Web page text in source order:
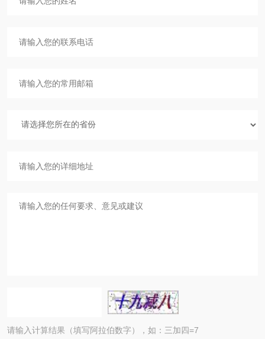
请输入计算结果（填写阿拉伯数字），如：三加四=7